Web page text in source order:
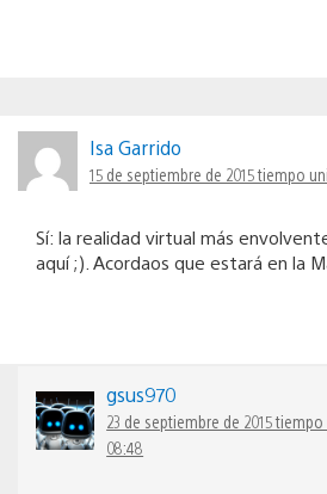
Isa Garrido
15 de septiembre de 2015 tiempo
Sí: la realidad virtual más
aquí ;). Acordaos que estará en la
gsus970
23 de septiembre de 2015
08:48